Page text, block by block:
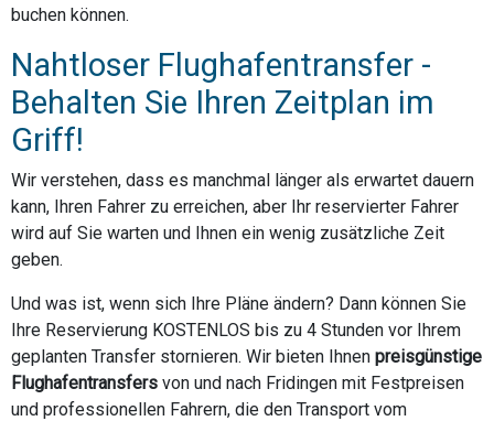
buchen können.
Nahtloser Flughafentransfer -
Behalten Sie Ihren Zeitplan im
Griff!
Wir verstehen, dass es manchmal länger als erwartet dauern
kann, Ihren Fahrer zu erreichen, aber Ihr reservierter Fahrer
wird auf Sie warten und Ihnen ein wenig zusätzliche Zeit
geben.
Und was ist, wenn sich Ihre Pläne ändern? Dann können Sie
Ihre Reservierung KOSTENLOS bis zu 4 Stunden vor Ihrem
geplanten Transfer stornieren. Wir bieten Ihnen preisgünstige
Flughafentransfers von und nach Fridingen mit Festpreisen
und professionellen Fahrern, die den Transport vom